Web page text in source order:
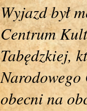
Wyjazd był
Centrum
Tabędzkiej,
obecni na